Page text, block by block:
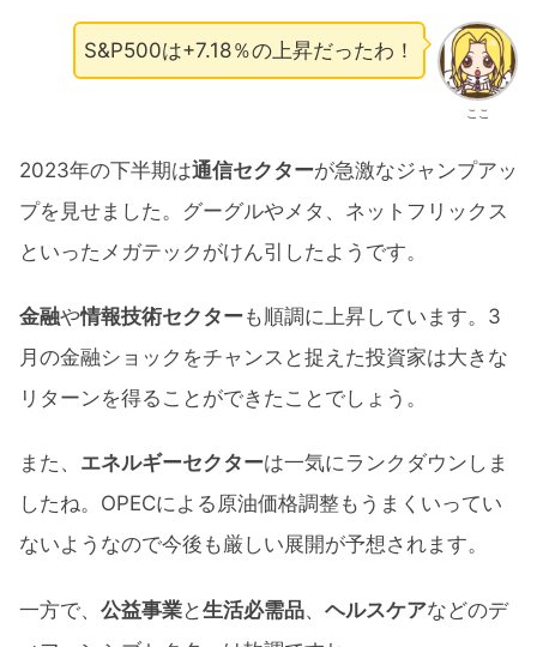
ここ
S&P500は+7.18％の上昇だったわ！
2023年の下半期は通信セクターが急激なジャンプアッ
プを見せました。グーグルやメタ、ネットフリックス
といったメガテックがけん引したようです。
金融や情報技術セクターも順調に上昇しています。3
月の金融ショックをチャンスと捉えた投資家は大きな
リターンを得ることができたことでしょう。
また、 エネルギーセクターは一気にランクダウンしま
したね。OPECによる原油価格調整もうまくいってい
ないようなので今後も厳しい展開が予想されます。
一方で、 公益事業と生活必需品、 ヘルスケアなどのデ